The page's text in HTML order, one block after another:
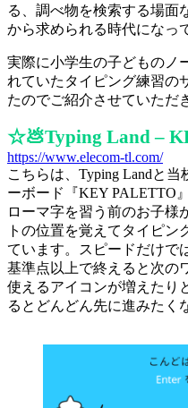
る、調べ物を検索する場面
から求められる時代になっ
実際に小学生の子どものノ
れていたタイピング練習の
たのでご紹介させていただ
☆💩Typing Land –
https://www.elecom-tl.com/
こちらは、Typing Landと
ーボード『KEY PALETTO
ローマ字を習う前のお子様
トの位置を覚えてタイピン
ています。スピードだけで
基準点以上で終えると次の
使えるアイコンが増えたり
るとどんどん先に進みたく